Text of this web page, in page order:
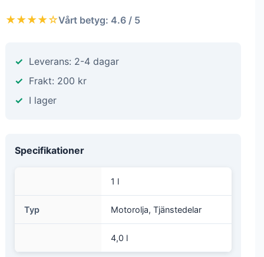
★★★★☆Vårt betyg: 4.6 / 5
Leverans: 2-4 dagar
Frakt: 200 kr
I lager
Specifikationer
1 l
Typ Motorolja, Tjänstedelar
4,0 l